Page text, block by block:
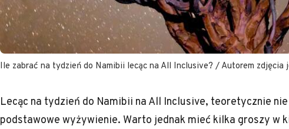
Ile zabrać na tydzień do Namibii lecąc na All Inclusive? / Autorem zdjęcia
Lecąc na tydzień do Namibii na All Inclusive, teoretycznie
podstawowe wyżywienie. Warto jednak mieć kilka groszy w